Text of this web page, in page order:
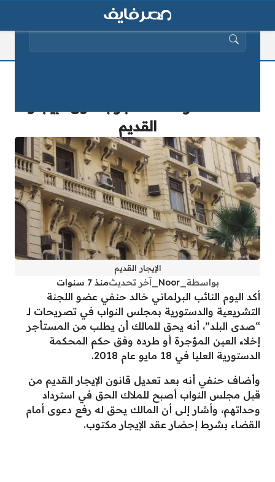
القديم
الإيجار القديم
بواسطة _Noor_ آخر تحديثمنذ 7 سنوات
أكد اليوم النائب البرلماني خالد حنفي عضو اللجنة
التشريعية والدستورية بمجلس النواب في تصريحات لـ
“صدى البلد”، أنه يحق للمالك أن يطلب من المستأجر
إخلاء العين المؤجرة أو طرده وفق حكم المحكمة
الدستورية العليا في 18 مايو عام 2018.
وأضاف حنفي أنه بعد تعديل قانون الإيجار القديم من
قبل مجلس النواب أصبح للملاك الحق في استرداد
وحداتهم، وأشار إلى أن المالك يحق له رفع دعوى أمام
القضاء بشرط إحضار عقد الإيجار مكتوب.
البحث عن: